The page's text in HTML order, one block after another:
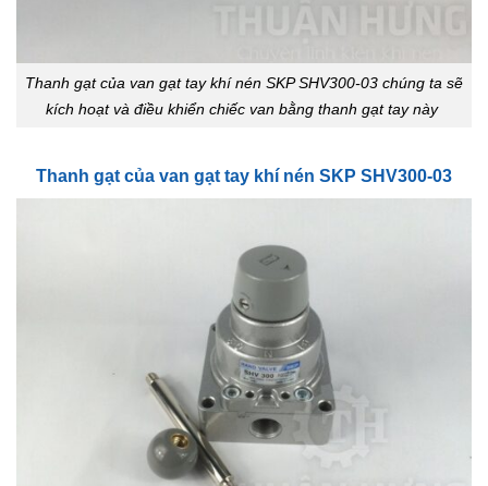
Thanh gạt của van gạt tay khí nén SKP SHV300-03 chúng ta sẽ
kích hoạt và điều khiển chiếc van bằng thanh gạt tay này
Thanh gạt của van gạt tay khí nén SKP SHV300-03